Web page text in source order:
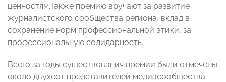
ценностям.Также премию вручают за развитие
журналистского сообщества региона, вклад в
сохранение норм профессиональной этики, за
профессиональную солидарность.
Всего за годы существования премии были отмечены
около двухсот представителей медиасообщества